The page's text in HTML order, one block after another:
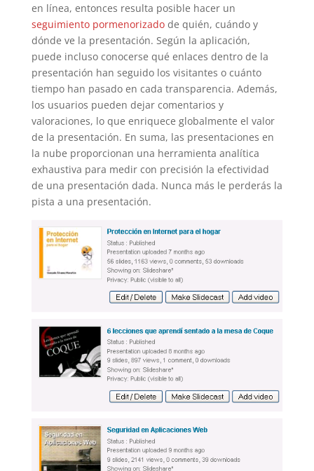
en línea, entonces resulta posible hacer un
seguimiento pormenorizadode quién, cuándo y
dónde ve la presentación. Según la aplicación,
puede incluso conocerse qué enlaces dentro de la
presentación han seguido los visitantes o cuánto
tiempo han pasado en cada transparencia. Además,
los usuarios pueden dejar comentarios y
valoraciones, lo que enriquece globalmente el valor
de la presentación. En suma, las presentaciones en
la nube proporcionan una herramienta analítica
exhaustiva para medir con precisión la efectividad
de una presentación dada. Nunca más le perderás la
pista a una presentación.